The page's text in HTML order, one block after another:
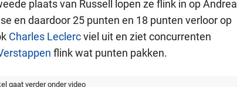
plaats van Russell lopen ze flink in op Andrea
en daardoor 25 punten en 18 punten verloor op
Charles Leclercviel uit en ziet concurrenten
flink wat punten pakken.
gaat verder onder video